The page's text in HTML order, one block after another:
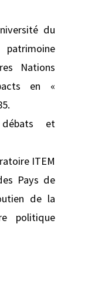
du
Nations
en «
débats et
ITEM
Pays de
de la
politique